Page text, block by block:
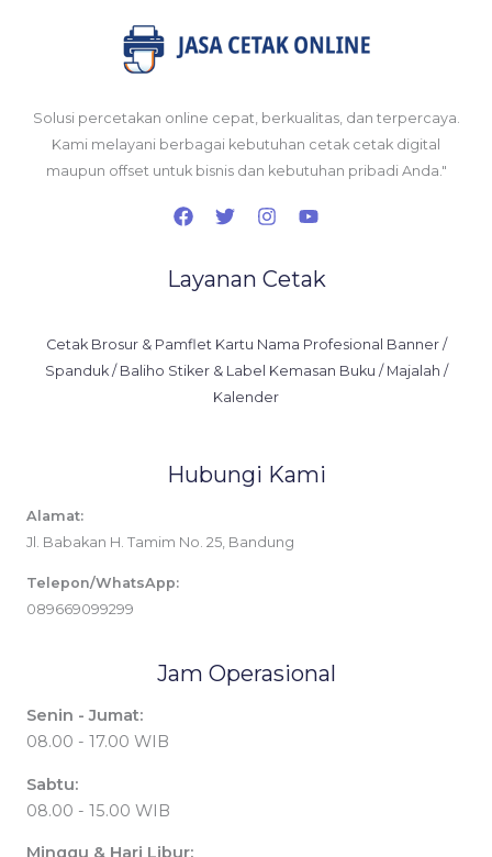
Solusi percetakan online cepat, berkualitas, dan terpercaya.
Kami melayani berbagai kebutuhan cetak cetak digital
maupun offset untuk bisnis dan kebutuhan pribadi Anda."
Layanan Cetak
Cetak Brosur & Pamflet Kartu Nama Profesional Banner /
Spanduk / Baliho Stiker & Label Kemasan Buku / Majalah /
Kalender
Hubungi Kami
Alamat:
Jl. Babakan H. Tamim No. 25, Bandung
Telepon/WhatsApp:
089669099299
Jam Operasional
Senin - Jumat:
08.00 - 17.00 WIB
Sabtu:
08.00 - 15.00 WIB
Minggu & Hari Libur: